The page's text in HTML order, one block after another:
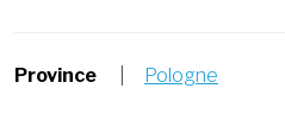
Province Pologne